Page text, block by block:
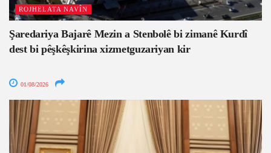
ROJHELATA NAVÎN
Şaredariya Bajarê Mezin a Stenbolê bi zimanê Kurdî
dest bi pêşkêşkirina xizmetguzariyan kir
01/08/2026